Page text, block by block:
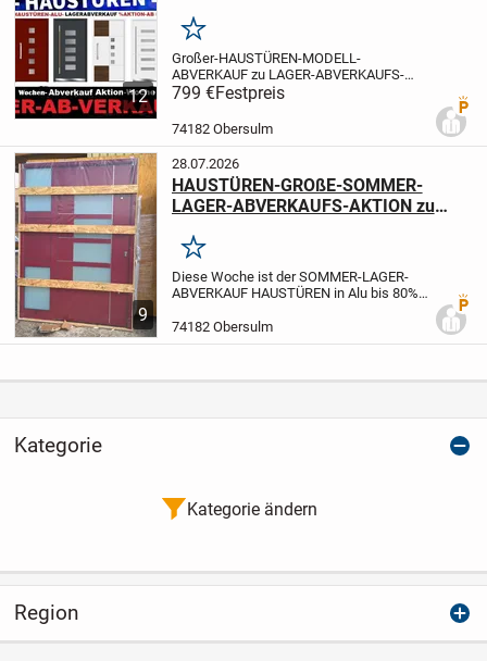
12
TOTAL-ABVERKAUF Modell-
ABVERKAUF jetzt 50%-80% Reduziert
GROßE RABATT WOCHE
Merken
Großer-HAUSTÜREN-MODELL-
ABVERKAUF zu LAGER-ABVERKAUFS-
SONDERPREIS Direkt AB LAGER auch
sofort zum Mitnehmen oder wir Liefern
auch Deutschland weit.Kommen sie
799 €Festpreis
74182 Obersulm
9
28.07.2026
HAUSTÜREN-GROßE-SOMMER-
LAGER-ABVERKAUFS-AKTION zu
REDUZIERT sofort zum Mitnehmen.
Auch auf Wunsch nach Maß für ihre
Wunsch-HAUSTÜRE AB sofort 50-
Merken
Diese Woche ist der SOMMER-LAGER-
ABVERKAUF HAUSTÜREN in Alu bis 80%
ABVERKAUFS-AKTION zu Schnäppchen
Preisen.Kommen sie vorbei u.Überzeugen
74182 Obersulm
Kategorie
Kategorie ändern
Region